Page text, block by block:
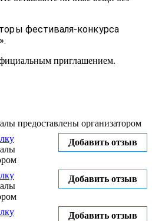
фестиваля-конкурса
приглашением.
предоставлены организатором
Добавить отзыв
Добавить отзыв
Добавить отзыв